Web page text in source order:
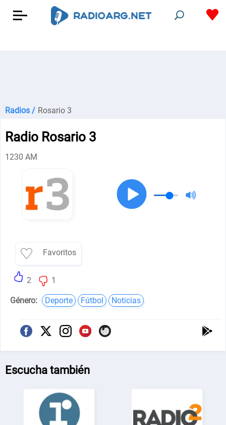
Radios / Rosario 3
Radio Rosario 3
1230 AM
Favoritos
2 1
Género: Deporte Fútbol Noticias
Escucha también